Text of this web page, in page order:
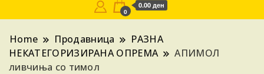
0
0.00 ден
Home Продавница
РАЗНА
НЕКАТЕГОРИЗИРАНА ОПРЕМА
АПИМОЛ
ливчиња со тимол